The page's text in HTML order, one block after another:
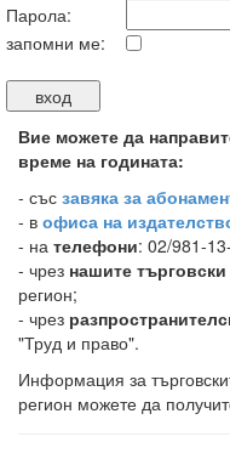
Парола:
запомни ме:
Вие можете да
време на годината:
- със завяка за
- в офиса на
- на телефони: 02/981-
- чрез нашите
регион;
- чрез
"Труд и право".
Информация за
регион можете да